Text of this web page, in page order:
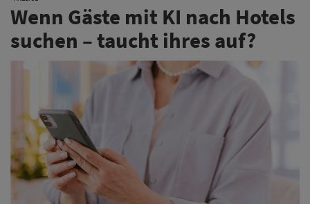
Wenn Gäste mit KI nach Hotels
suchen – taucht ihres auf?